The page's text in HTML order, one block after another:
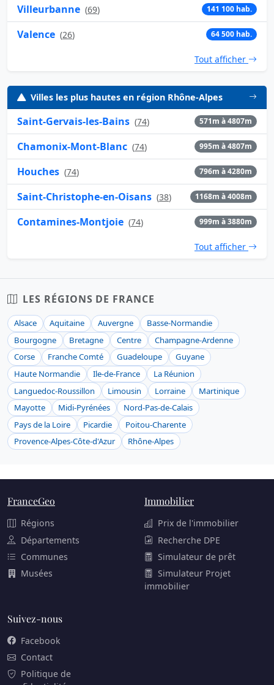
Villeurbanne (69) 141 100 hab.
Valence (26) 64 500 hab.
Tout afficher
Villes les plus hautes en région Rhône-Alpes
Saint-Gervais-les-Bains (74) 571m à 4807m
Chamonix-Mont-Blanc (74) 995m à 4807m
Houches (74) 796m à 4280m
Saint-Christophe-en-Oisans (38) 1168m à 4008m
Contamines-Montjoie (74) 999m à 3880m
Tout afficher
LES RÉGIONS DE FRANCE
Alsace Aquitaine Auvergne
Basse-Normandie
Bourgogne
Bretagne Centre
Champagne-Ardenne
Corse
Franche Comté Guadeloupe
Guyane
Haute Normandie
Ile-de-France
La Réunion
Languedoc-Roussillon
Limousin Lorraine
Martinique
Mayotte
Midi-Pyrénées
Nord-Pas-de-Calais
Pays de la Loire
Picardie
Poitou-Charente
Provence-Alpes-Côte-d'Azur
Rhône-Alpes
FranceGeo
Régions
Départements
Communes
Musées
Immobilier
Prix de l'immobilier
Recherche DPE
Simulateur de prêt
Simulateur Projet
immobilier
Suivez-nous
Facebook
Contact
Politique de